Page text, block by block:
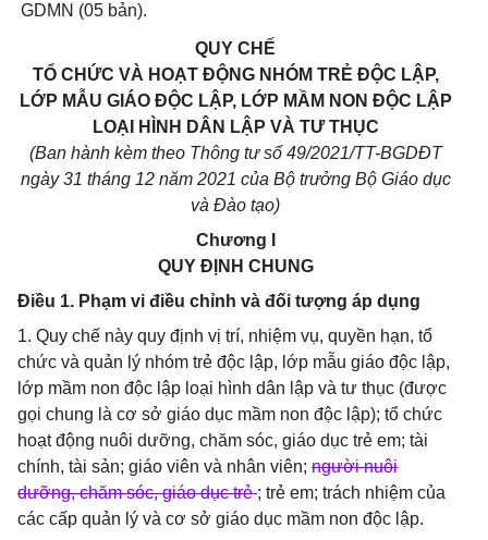
GDMN (05 bản).
QUY CHẾ
TỔ CHỨC VÀ HOẠT ĐỘNG NHÓM TRẺ ĐỘC LẬP,
LỚP MẪU GIÁO ĐỘC LẬP, LỚP MẦM NON ĐỘC LẬP
LOẠI HÌNH DÂN LẬP VÀ TƯ THỤC
(Ban hành kèm theo Thông tư số 49/2021/TT-BGDĐT
ngày 31 tháng 12 năm 2021 của Bộ trưởng Bộ Giáo dục
và Đào tạo)
Chương I
QUY ĐỊNH CHUNG
Điều 1. Phạm vi điều chỉnh và đối tượng áp dụng
1. Quy chế này quy định vị trí, nhiệm vụ, quyền hạn, tổ
chức và quản lý nhóm trẻ độc lập, lớp mẫu giáo độc lập,
lớp mầm non độc lập loại hình dân lập và tư thục (được
gọi chung là cơ sở giáo dục mầm non độc lập); tổ chức
hoạt động nuôi dưỡng, chăm sóc, giáo dục trẻ em; tài
chính, tài sản; giáo viên và nhân viên; người nuôi
dưỡng, chăm sóc, giáo dục trẻ; trẻ em; trách nhiệm của
các cấp quản lý và cơ sở giáo dục mầm non độc lập.